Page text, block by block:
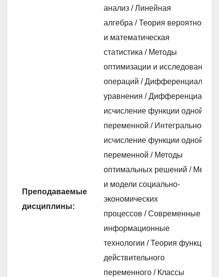
Преподаваемые
дисциплины:
анализ / Линейная
алгебра / Теория вероятностей
и математическая
статистика / Методы
оптимизации и исследование
операций /
уравнения /
исчисление функции одной
переменной / Интегральное
исчисление функции одной
переменной / Методы
оптимальных решений /
и модели социально-
экономических
процессов / Современные
информационные
технологии / Теория функции
действительного
переменного / Классы